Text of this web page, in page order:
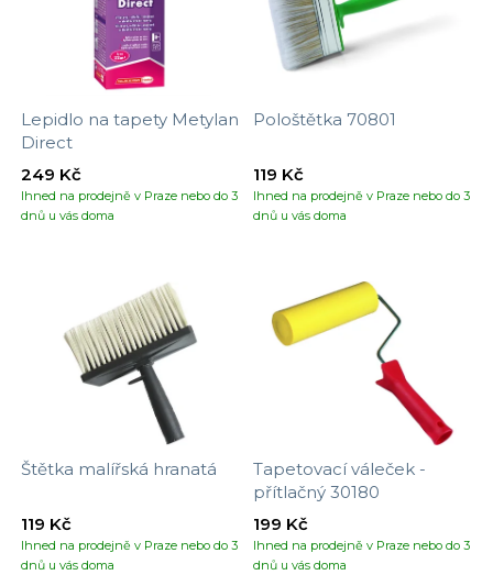
Lepidlo na tapety Metylan
Direct
Ihned na prodejně v Praze nebo do 3
dnů u vás doma
249 Kč
Pološtětka 70801
Ihned na prodejně v Praze nebo do 3
dnů u vás doma
119 Kč
Štětka malířská hranatá
Ihned na prodejně v Praze nebo do 3
dnů u vás doma
119 Kč
Tapetovací váleček -
přítlačný 30180
Ihned na prodejně v Praze nebo do 3
dnů u vás doma
199 Kč